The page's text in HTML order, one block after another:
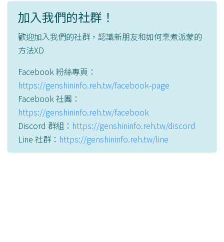
加入我們的社群！
歡迎加入我們的社群，認識新朋友和如何烹煮派蒙的
方法XD
Facebook 粉絲專頁：
https://genshininfo.reh.tw/facebook-page
Facebook 社團：
https://genshininfo.reh.tw/facebook
Discord 群組： https://genshininfo.reh.tw/discord
Line 社群： https://genshininfo.reh.tw/line